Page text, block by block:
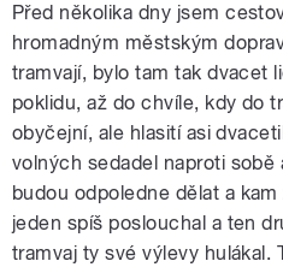
pause
Před několika dny jsem
hromadným městským
tramvají, bylo tam tak dvacet
poklidu, až do chvíle, kdy do
obyčejní, ale hlasití asi
volných sedadel naproti sobě
budou odpoledne dělat a
jeden spíš poslouchal a ten
tramvaj ty své výlevy hulákal.